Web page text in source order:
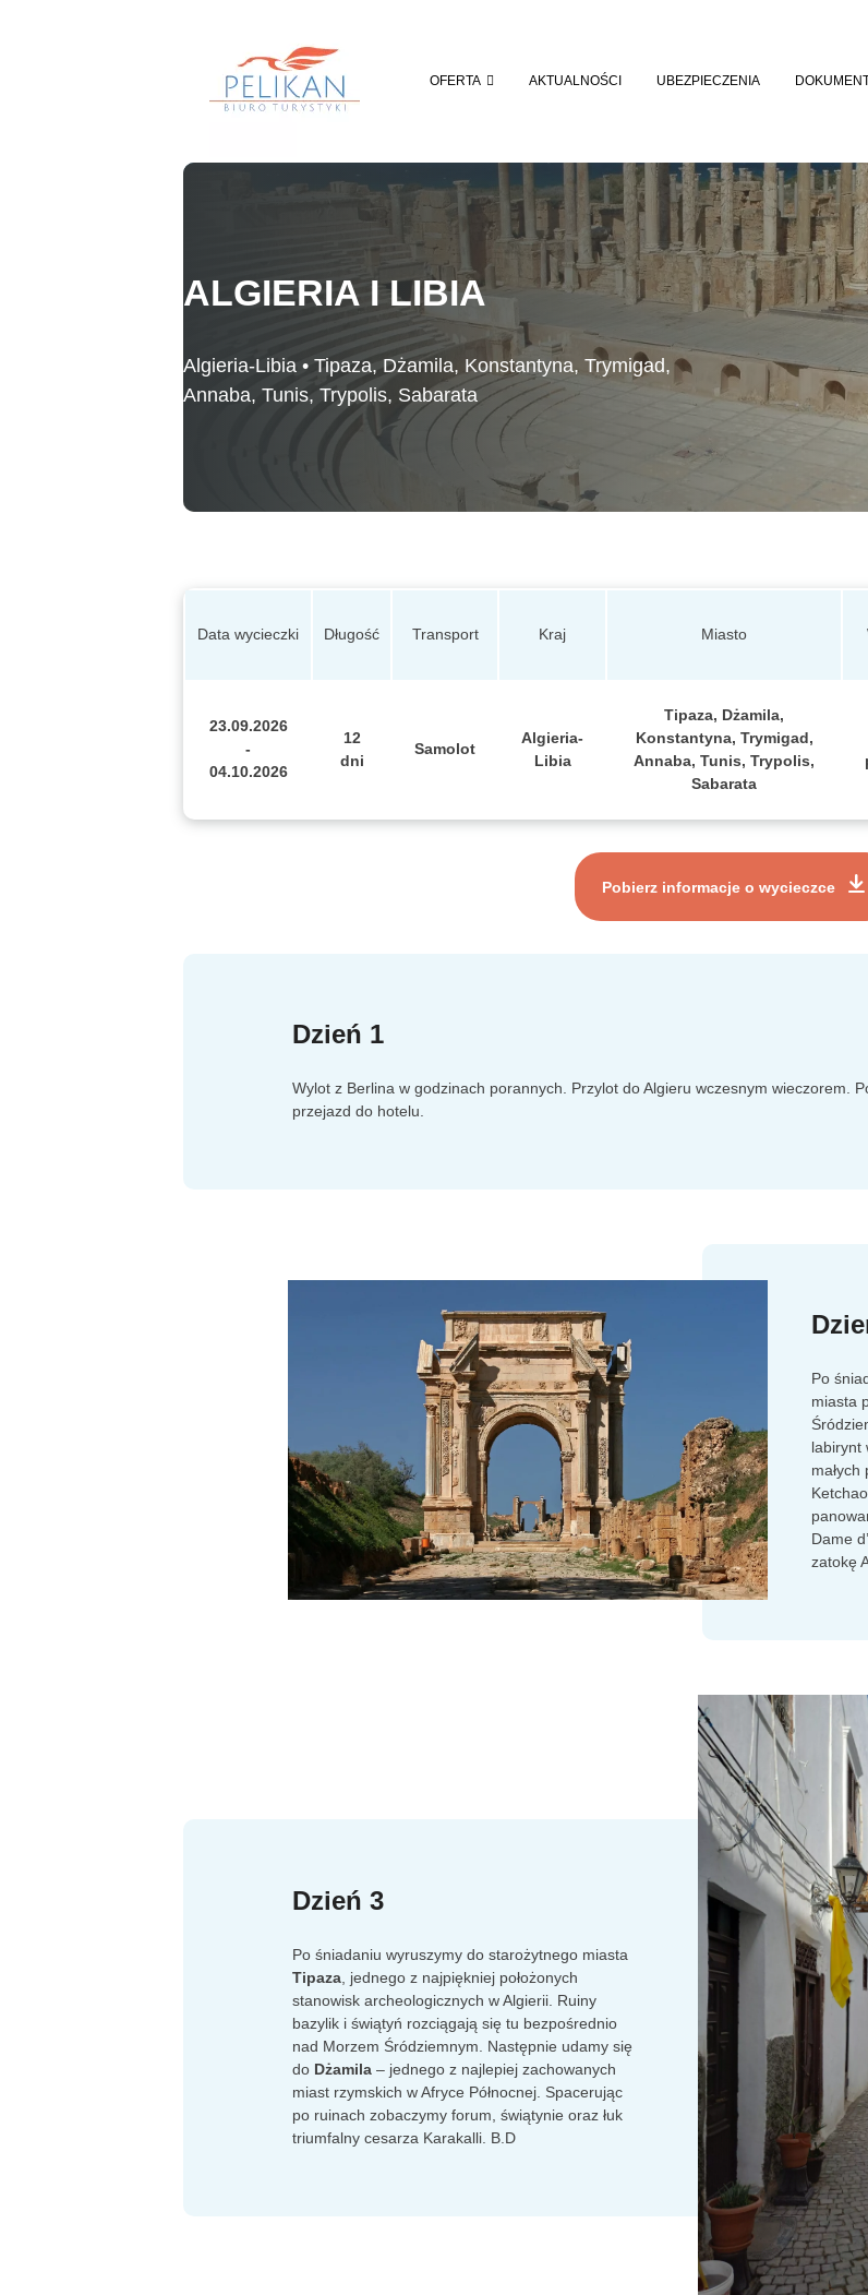
OFERTA AKTUALNOŚCI UBEZPIECZENIA
ALGIERIA I LIBIA
Algieria-Libia • Tipaza, Dżamila, Konstantyna, Trymigad,
Annaba, Tunis, Trypolis, Sabarata
Data wycieczki Długość Transport Kraj Miasto
23.09.2026
-
04.10.2026
12
dni
Samolot
Algieria-
Libia
Tipaza, Dżamila,
Konstantyna, Trymigad,
Annaba, Tunis, Trypolis,
Sabarata
Pobierz informacje o wycieczce
Dzień 1
Wylot z Berlina w godzinach porannych. Przylot do Algieru wczesnym wieczorem.
przejazd do hotelu.
Po
miasta
labirynt
Dame
zatokę
Dzień 3
Po śniadaniu wyruszymy do starożytnego miasta
Tipaza , jednego z najpiękniej położonych
stanowisk archeologicznych w Algierii. Ruiny
bazylik i świątyń rozciągają się tu bezpośrednio
nad Morzem Śródziemnym. Następnie udamy się
do Dżamila – jednego z najlepiej zachowanych
miast rzymskich w Afryce Północnej. Spacerując
po ruinach zobaczymy forum, świątynie oraz łuk
triumfalny cesarza Karakalli. B.D